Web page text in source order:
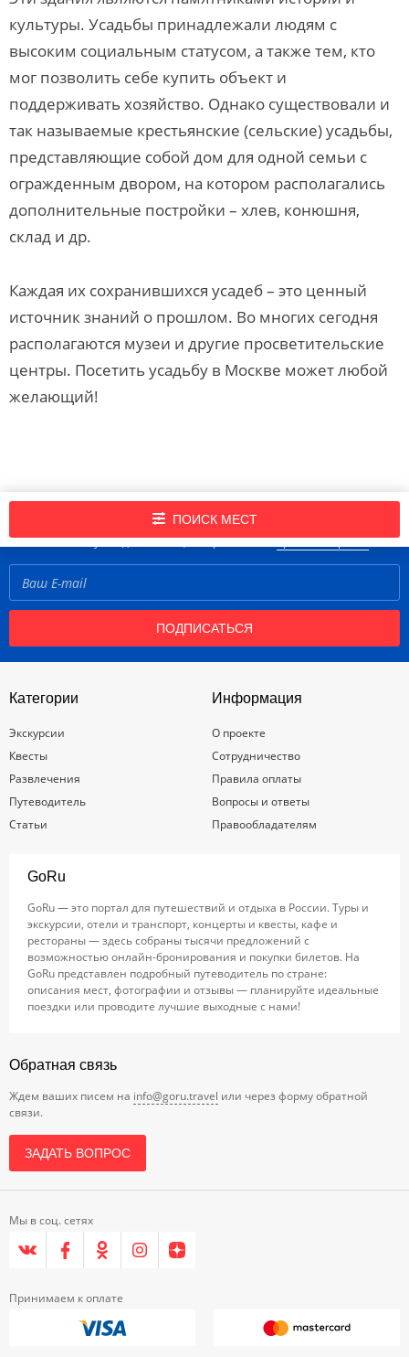
культуры. Усадьбы принадлежали людям с
высоким социальным статусом, а также тем, кто
мог позволить себе купить объект и
поддерживать хозяйство. Однако существовали и
так называемые крестьянские (сельские) усадьбы,
представляющие собой дом для одной семьи с
огражденным двором, на котором располагались
дополнительные постройки – хлев, конюшня,
склад и др.
Каждая их сохранившихся усадеб – это ценный
источник знаний о прошлом. Во многих сегодня
располагаются музеи и другие просветительские
центры. Посетить усадьбу в Москве может любой
желающий!
ПОИСК МЕСТ
Подпишись на нашу рассылку новостей!
Нажимая кнопку «Подписаться», вы принимаетеправила портала
ПОДПИСАТЬСЯ
Категории
Экскурсии
Квесты
Развлечения
Путеводитель
Статьи
Информация
О проекте
Сотрудничество
Правила оплаты
Вопросы и ответы
Правообладателям
GoRu
GoRu — это портал для путешествий и отдыха в России. Туры и
экскурсии, отели и транспорт, концерты и квесты, кафе и
рестораны — здесь собраны тысячи предложений с
возможностью онлайн-бронирования и покупки билетов. На
GoRu представлен подробный путеводитель по стране:
описания мест, фотографии и отзывы — планируйте идеальные
поездки или проводите лучшие выходные с нами!
Обратная связь
Ждем ваших писем на info@goru.travel или через форму обратной
связи.
ЗАДАТЬ ВОПРОС
Мы в соц. сетях
Принимаем к оплате